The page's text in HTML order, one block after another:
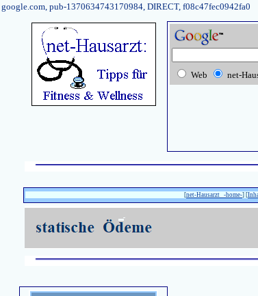
google.com, pub-1370634743170984, DIRECT, f08c47fec0942fa0
Web net-
[net-Hausarzt -home-] [